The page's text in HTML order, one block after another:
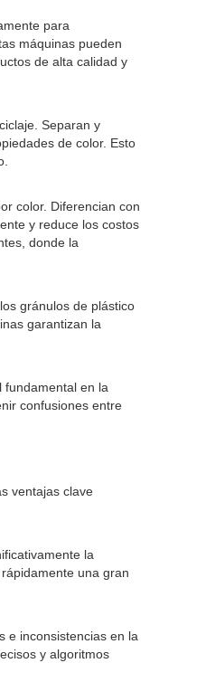
para
máquinas pueden
de alta calidad y
Separan y
de color. Esto
color. Diferencian con
y reduce los costos
donde la
gránulos de plástico
garantizan la
fundamental en la
confusiones entre
ventajas clave
la
una gran
e inconsistencias en la
y algoritmos